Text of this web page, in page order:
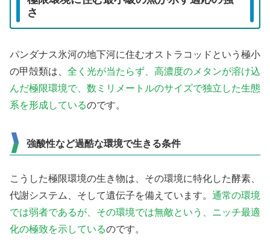
さ
パンダナス氷河の地下河に住むオストラコッドという極小
の甲殻類は、 全く光が当たらず、高濃度のメタンが溶け込
んだ極限環境で、数ミリメートルのサイズで独立した生態
系を形成しているのです。
強酸性など過酷な環境で生きる条件
こうした極限環境の生き物は、その環境に特化した酵素、
代謝システム、そして遺伝子を備えています。 通常の環境
では弱者であるが、その環境では無敵という、ニッチ最適
化の極致を示しているのです。